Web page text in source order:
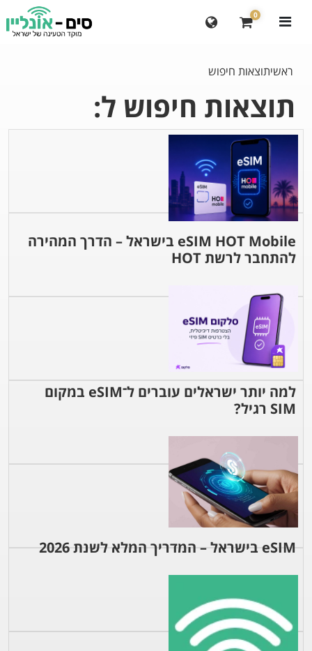
0
ראשיתוצאות חיפוש
תוצאות חיפוש ל:
eSIM HOT Mobile בישראל – הדרך המהירה
להתחבר לרשת HOT
למה יותר ישראלים עוברים ל־eSIM במקום
SIM רגיל?
eSIM בישראל – המדריך המלא לשנת 2026